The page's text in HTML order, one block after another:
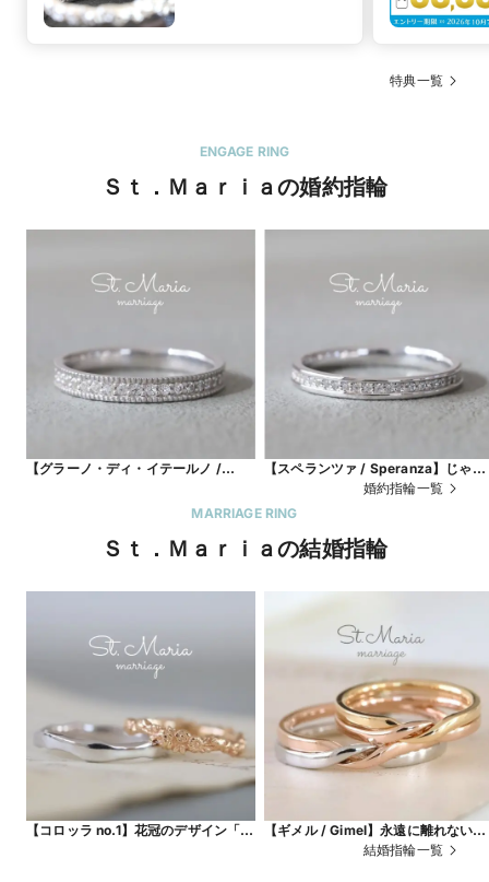
特典一覧
ENGAGE RING
Ｓｔ．Ｍａｒｉａの婚約指輪
【グラーノ・ディ・イテールノ /
イヤモンド、両方の輝きにうっとり。
【スペランツァ / Speranza】じゃま
にならない、ダイヤモンドの日常使い
にピッタリ
婚約指輪一覧
MARRIAGE RING
Ｓｔ．Ｍａｒｉａの結婚指輪
【コロッラ no.1】花冠のデザイン「コ
【ギメル / Gimel】永遠に離れない２
つの指輪。双子を意味するギメルは結
結婚指輪一覧